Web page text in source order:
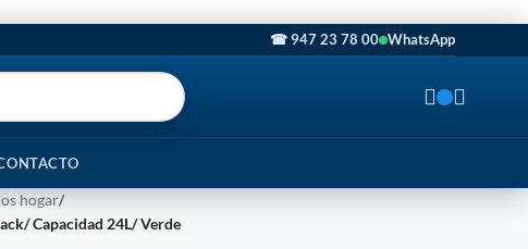
☎ 947 23 78 00 WhatsApp
hogar/
Capacidad 24L/ Verde